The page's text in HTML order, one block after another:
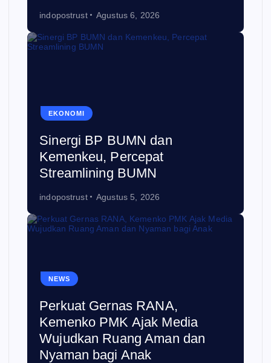
indopostrust Agustus 6, 2026
EKONOMI
Sinergi BP BUMN dan
Kemenkeu, Percepat
Streamlining BUMN
indopostrust Agustus 5, 2026
NEWS
Perkuat Gernas RANA,
Kemenko PMK Ajak Media
Wujudkan Ruang Aman dan
Nyaman bagi Anak